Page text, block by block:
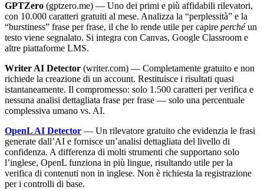
GPTZero (gptzero.me) — Uno dei primi e più affidabili rilevatori,
con 10.000 caratteri gratuiti al mese. Analizza la “perplessità” e la
“burstiness” frase per frase, il che lo rende utile per capire perchéun
testo viene segnalato. Si integra con Canvas, Google Classroom e
altre piattaforme LMS.
Writer AI Detector (writer.com) — Completamente gratuito e non
richiede la creazione di un account. Restituisce i risultati quasi
istantaneamente. Il compromesso: solo 1.500 caratteri per verifica e
nessuna analisi dettagliata frase per frase — solo una percentuale
complessiva umano vs. AI.
OpenL AI Detector — Un rilevatore gratuito che evidenzia le frasi
generate dall’AI e fornisce un’analisi dettagliata del livello di
confidenza. A differenza di molti strumenti che supportano solo
l’inglese, OpenL funziona in più lingue, risultando utile per la
verifica di contenuti non in inglese. Non è richiesta la registrazione
per i controlli di base.